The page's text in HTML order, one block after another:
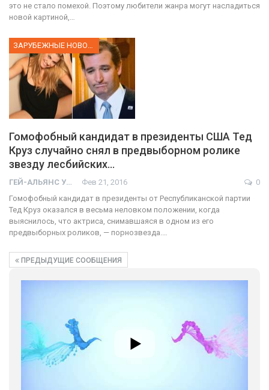
это не стало помехой. Поэтому любители жанра могут насладиться
новой картиной,…
ЗАРУБЕЖНЫЕ НОВОСТИ
Гомофобный кандидат в президенты США Тед
Круз случайно снял в предвыборном ролике
звезду лесбийских…
ГЕЙ-АЛЬЯНС УКРАИНА Фев 21, 2016
0
Гомофобный кандидат в президенты от Республиканской партии
Тед Круз оказался в весьма неловком положении, когда
выяснилось, что актриса, снимавшаяся в одном из его
предвыборных роликов, — порнозвезда.…
ПРЕДЫДУЩИЕ СООБЩЕНИЯ